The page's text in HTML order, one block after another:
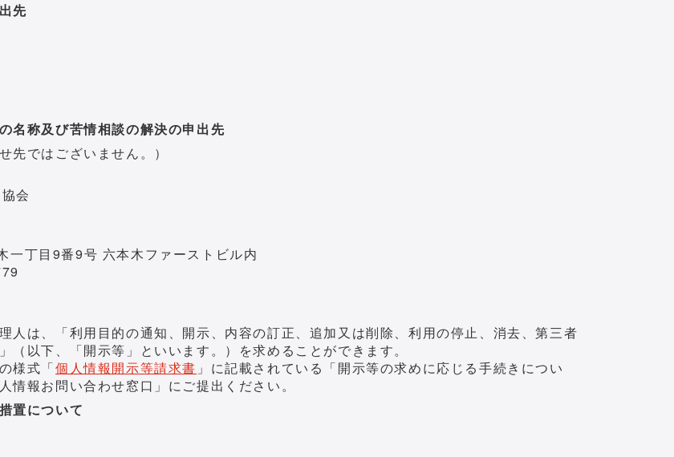
先
名称及び苦情相談の解決の申出先
先ではございません。）
会
丁目9番9号 六本木ファーストビル内
人は、「利用目的の通知、開示、内容の訂正、追加又は削除、利用の停止、消去、第三者
以下、「開示等」といいます。）を求めることができます。
様式「個人情報開示等請求書 」に記載されている「開示等の求めに応じる手続きについ
人情報お問い合わせ窓口」にご提出ください。
置について